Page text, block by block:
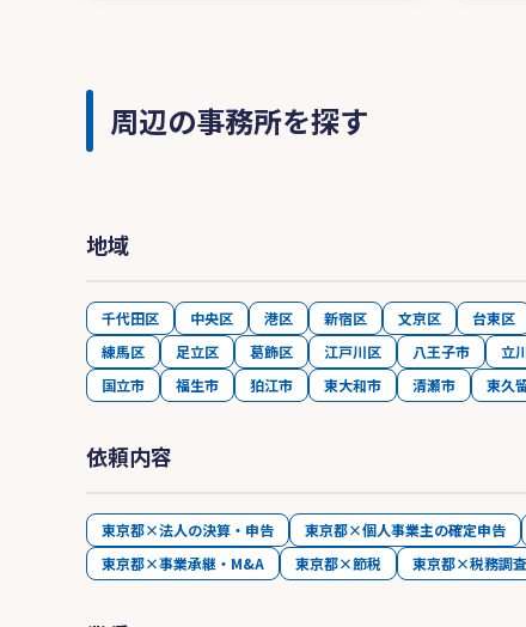
周辺の事務所を探す
地域
千代田区 中央区 港区 新宿区 文京区 台東区
練馬区
足立区 葛飾区 江戸川区 八王子市 立
国立市
福生市 狛江市 東大和市 清瀬市 東久
依頼内容
東京都×法人の決算・申告 東京都×個人事業主の確定申告
東京都×事業承継・M&A
東京都×節税 東京都×税務調査